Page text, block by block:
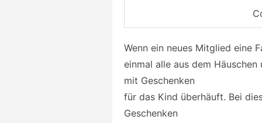
Wenn ein neues Mitglied eine
einmal alle aus dem
mit Geschenken
für das Kind überhäuft. Bei
Geschenken